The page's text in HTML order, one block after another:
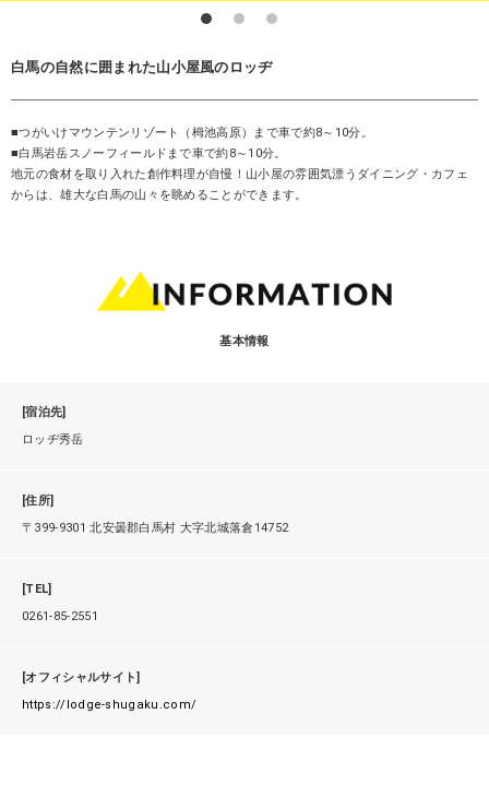
白馬の自然に囲まれた山小屋風のロッヂ
■つがいけマウンテンリゾート（栂池高原）まで車で約8～10分。
■白馬岩岳スノーフィールドまで車で約8～10分。
地元の食材を取り入れた創作料理が自慢！山小屋の雰囲気漂うダイニング・カフェ
からは、雄大な白馬の山々を眺めることができます。
基本情報
[宿泊先]
ロッヂ秀岳
[住所]
〒399-9301 北安曇郡白馬村 大字北城落倉14752
[TEL]
0261-85-2551
[オフィシャルサイト]
https://lodge-shugaku.com/